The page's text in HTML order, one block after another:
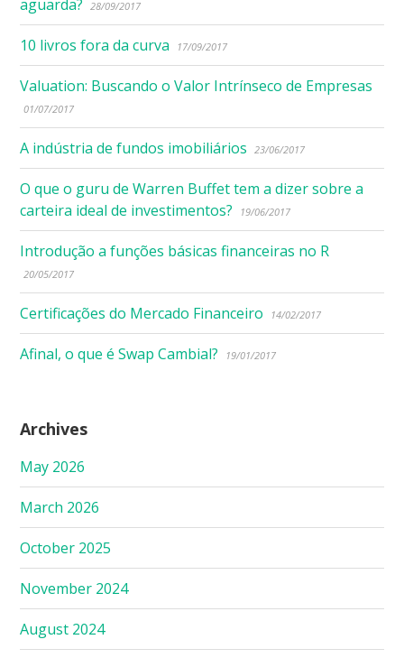
aguarda? 28/09/2017
10 livros fora da curva 17/09/2017
Valuation: Buscando o Valor Intrínseco de Empresas
01/07/2017
A indústria de fundos imobiliários 23/06/2017
O que o guru de Warren Buffet tem a dizer sobre a
carteira ideal de investimentos?
19/06/2017
Introdução a funções básicas financeiras no R
20/05/2017
Certificações do Mercado Financeiro 14/02/2017
Afinal, o que é Swap Cambial? 19/01/2017
Archives
May 2026
March 2026
October 2025
November 2024
August 2024